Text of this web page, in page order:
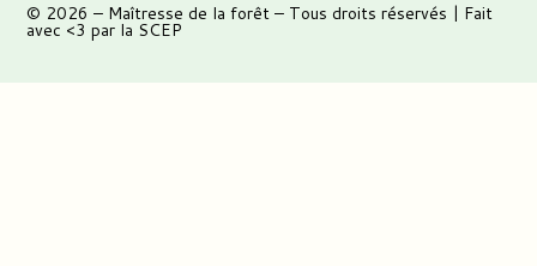
© 2026 – Maîtresse de la forêt – Tous droits réservés | Fait
avec <3 par la SCEP